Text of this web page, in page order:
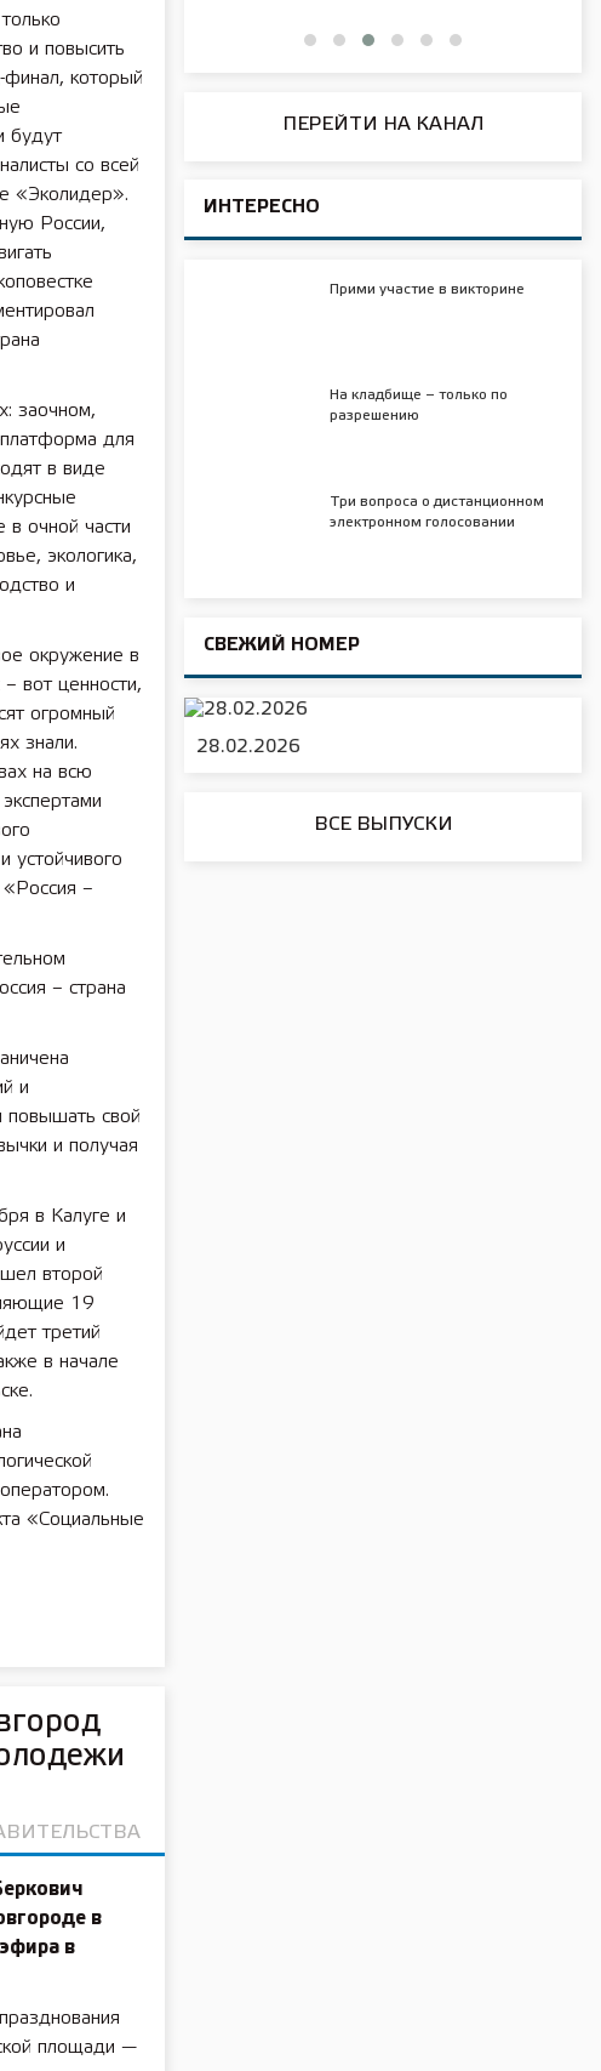
и повысить
финал, который
будут
со всей
«Эколидер».
России,
заочном,
для
в виде
в очной части
экологика,
и
окружение в
вот ценности,
огромный
знали.
на всю
устойчивого
–
– страна
и
повышать свой
и получая
в Калуге и
и
второй
19
третий
в начале
«Социальные
в
в
площади —
ПЕРЕЙТИ НА КАНАЛ
ИНТЕРЕСНО
Прими участие в викторине
На кладбище – только по
разрешению
Три вопроса о дистанционном
электронном голосовании
СВЕЖИЙ НОМЕР
28.02.2026
ВСЕ ВЫПУСКИ